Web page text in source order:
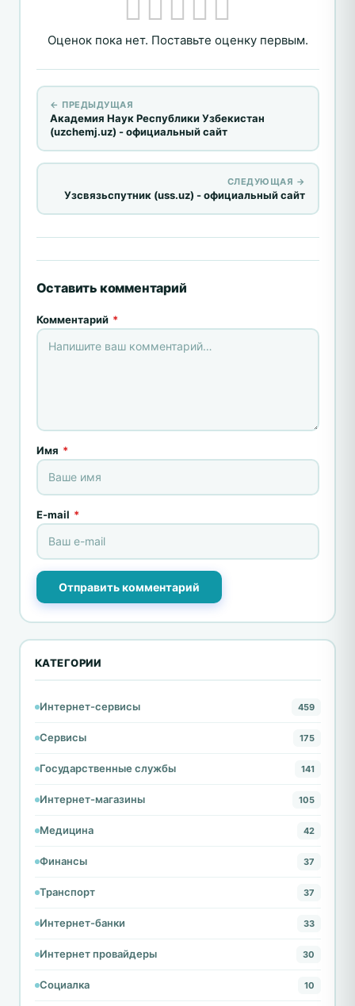
Оценок пока нет. Поставьте оценку первым.
← ПРЕДЫДУЩАЯ
Академия Наук Республики Узбекистан
(uzchemj.uz) - официальный сайт
СЛЕДУЮЩАЯ →
Узсвязьспутник (uss.uz) - официальный сайт
Оставить комментарий
Комментарий *
Имя *
E-mail *
Отправить комментарий
КАТЕГОРИИ
Интернет-сервисы 459
Сервисы 175
Государственные службы 141
Интернет-магазины 105
Медицина 42
Финансы 37
Транспорт 37
Интернет-банки 33
Интернет провайдеры 30
Социалка 10